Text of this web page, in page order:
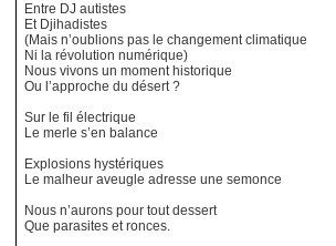
Entre DJ autistes
Et Djihadistes
(Mais n’oublions pas le changement climatique
Ni la révolution numérique)
Nous vivons un moment historique
Ou l’approche du désert ?
Sur le fil électrique
Le merle s’en balance
Explosions hystériques
Le malheur aveugle adresse une semonce
Nous n’aurons pour tout dessert
Que parasites et ronces.